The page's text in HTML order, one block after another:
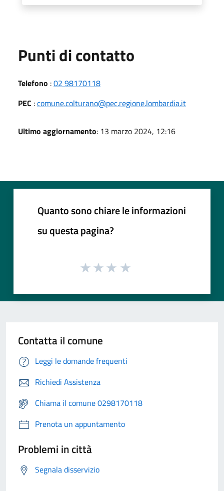
Punti di contatto
Telefono :02 98170118
PEC :comune.colturano@pec.regione.lombardia.it
Ultimo aggiornamento: 13 marzo 2024, 12:16
Quanto sono chiare le informazioni
su questa pagina?
Contatta il comune
Leggi le domande frequenti
Richiedi Assistenza
Chiama il comune 0298170118
Prenota un appuntamento
Problemi in città
Segnala disservizio